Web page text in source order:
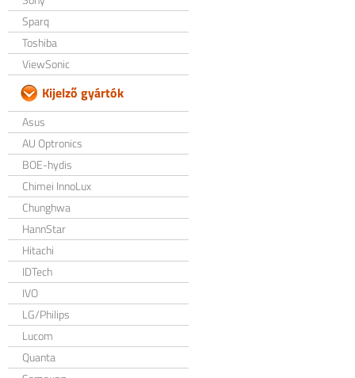
Sparq
Toshiba
ViewSonic
Kijelző gyártók
Asus
AU Optronics
BOE-hydis
Chimei InnoLux
Chunghwa
HannStar
Hitachi
IDTech
IVO
LG/Philips
Lucom
Quanta